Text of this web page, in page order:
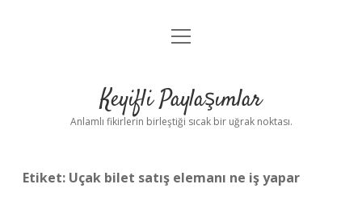
Anasayfa
Yasal Uyarı
menüyü
Keyifli Paylaşımlar
Anlamlı fikirlerin birleştiği sıcak bir uğrak noktası.
Etiket: Uçak bilet satış elemanı ne iş yapar